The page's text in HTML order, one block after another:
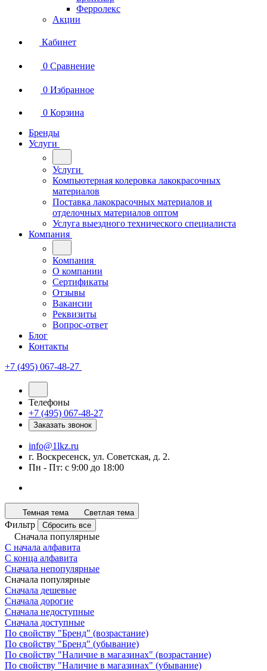
Ферролекс
Акции
Кабинет
0 Сравнение
0 Избранное
0 Корзина
Бренды
Услуги
Услуги
Компьютерная колеровка лакокрасочных
материалов
Поставка лакокрасочных материалов и
отделочных материалов оптом
Услуга выездного технического специалиста
Компания
Компания
О компании
Сертификаты
Отзывы
Вакансии
Реквизиты
Вопрос-ответ
Блог
Контакты
+7 (495) 067-48-27
Телефоны
+7 (495) 067-48-27
Заказать звонок
info@1lkz.ru
г. Воскресенск, ул. Советская, д. 2.
Пн - Пт: с 9:00 до 18:00
Темная тема Светлая тема
Фильтр Сбросить все
Сначала популярные
С начала алфавита
С конца алфавита
Сначала непопулярные
Сначала популярные
Сначала дешевые
Сначала дорогие
Сначала недоступные
Сначала доступные
По свойству "Бренд" (возрастание)
По свойству "Бренд" (убывание)
По свойству "Наличие в магазинах" (возрастание)
По свойству "Наличие в магазинах" (убывание)